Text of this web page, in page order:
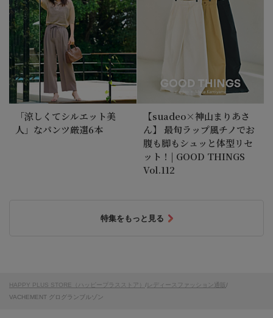
「涼しくてシルエット美
人」なパンツ厳選6本
【suadeo×神山まりあさ
ん】 最旬ラップ風チノでお
腹も脚もシュッと体型リセ
ット！| GOOD THINGS
Vol.112
特集をもっと見る
HAPPY PLUS STORE（ハッピープラスストア） / レディースファッション通販/
VACHEMENT グログランブルゾン